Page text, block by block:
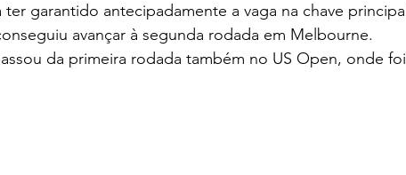
garantido antecipadamente a vaga na chave principal
avançar à segunda rodada em Melbourne.
da primeira rodada também no US Open, onde foi